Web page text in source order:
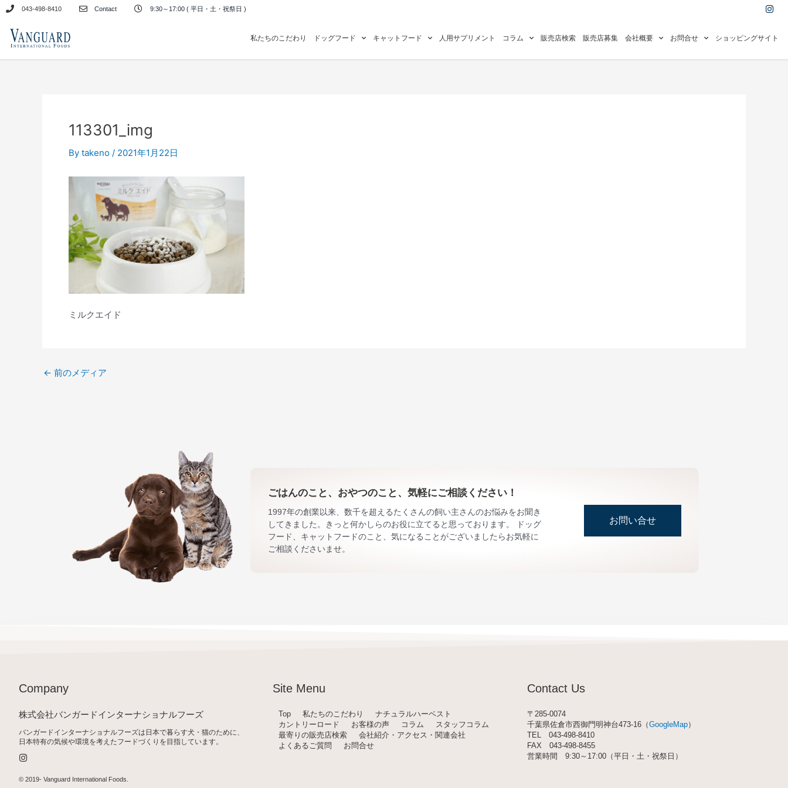
キ
043-498-8410 Contact 9:30～17:00 ( 平日・土・祝祭日 ) I
n
a
r
私たちのこだわり ドッグフード キャットフード 人用サプリメント コラム 販売店検索 販売店募集 会社概要 お問合せ ショッピングサイト
113301_img
By takeno / 2021年1月22日
ミルクエイド
← 前のメディア
ごはんのこと、おやつのこと、気軽にご相談ください！
1997年の創業以来、数千を超えるたくさんの飼い主さんのお悩みをお聞き
してきました。きっと何かしらのお役に立てると思っております。 ドッグ
フード、キャットフードのこと、気になることがございましたらお気軽に
ご相談くださいませ。
お問い合せ
Company
株式会社バンガードインターナショナルフーズ
バンガードインターナショナルフーズは日本で暮らす犬・猫のために、
日本特有の気候や環境を考えたフードづくりを目指しています。
n
t
a
© 2019- Vanguard International Foods
Site Menu
Top 私たちのこだわり
ナチュラルハーベスト
カントリーロード
お客様の声 コラム
スタッフコラム
最寄りの販売店検索
会社紹介・アクセス・関連会社
よくあるご質問
お問合せ
Contact Us
〒285-0074
千葉県佐倉市西御門明神台473-16（GoogleMap）
TEL 043-498-8410
FAX 043-498-8455
営業時間 9:30～17:00（平日・土・祝祭日）